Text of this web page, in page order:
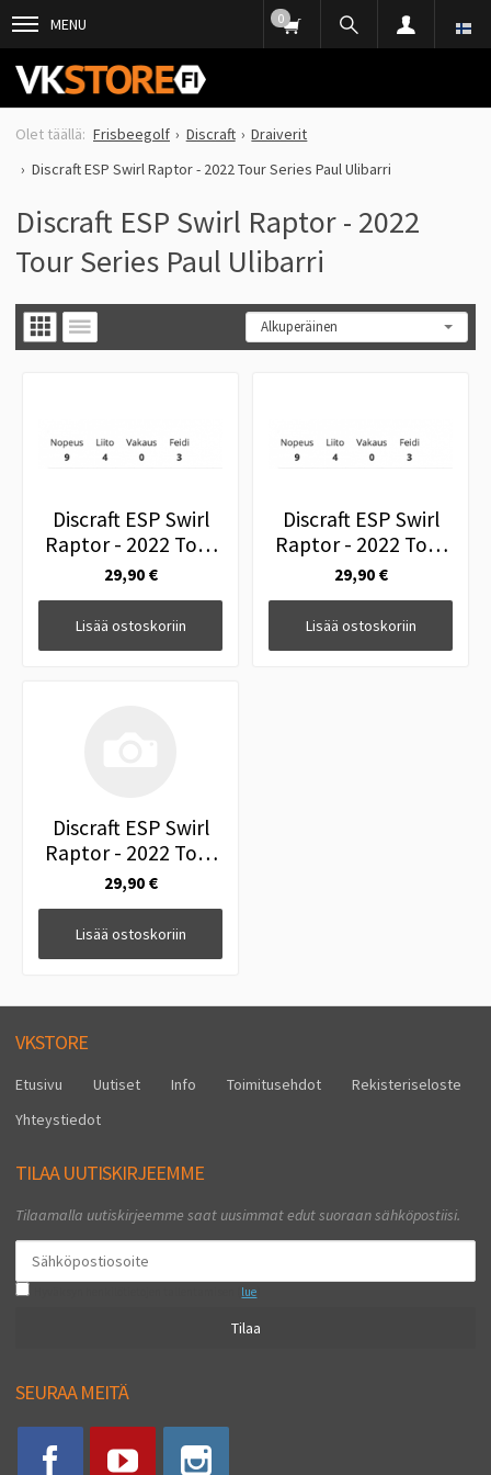
MENU 0
Frisbeegolf Discraft
Draiverit
Discraft ESP Swirl Raptor - 2022 Tour Series Paul Ulibarri
Discraft ESP Swirl Raptor - 2022
Tour Series Paul Ulibarri
Discraft ESP Swirl
Raptor - 2022 Tour
Series Paul Ulibarri
173-174g Lila/Lime
29,90 €
Lisää ostoskoriin
Discraft ESP Swirl
Raptor - 2022 Tour
Series Paul Ulibarri
173-174g
Harmaa/Lime
29,90 €
Lisää ostoskoriin
Discraft ESP Swirl
Raptor - 2022 Tour
Series Paul Ulibarri
173-174g Lila/Musta
29,90 €
Lisää ostoskoriin
VKSTORE
Etusivu Uutiset Info Toimitusehdot
Rekisteriseloste
Yhteystiedot
TILAA UUTISKIRJEEMME
Tilaamalla uutiskirjeemme saat uusimmat edut suoraan sähköpostiisi.
lue
Tilaa
SEURAA MEITÄ